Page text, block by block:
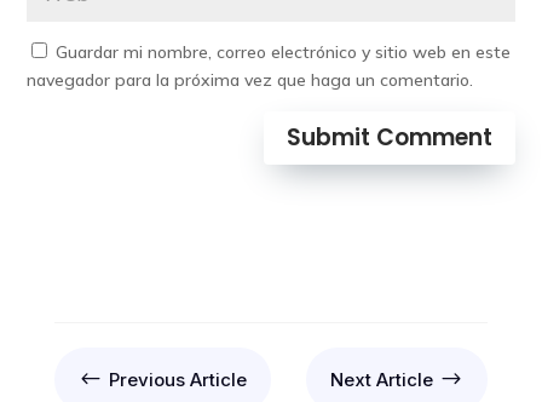
Guardar mi nombre, correo electrónico y sitio web en este
navegador para la próxima vez que haga un comentario.
Submit Comment
# Previous Article Next Article $